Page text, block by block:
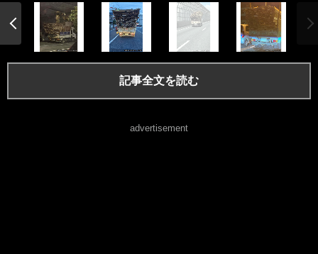
記事全文を読む
advertisement